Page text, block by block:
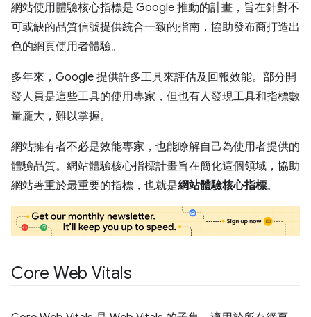
網站使用體驗核心指標是 Google 推動的計畫，旨在針對不
可或缺的品質信號提供統合一致的指南，協助發布商打造出
色的網頁使用者體驗。
多年來，Google 提供許多工具來評估及回報效能。部分開
發人員是這些工具的使用專家，但也有人發現工具和指標數
量龐大，難以掌握。
網站擁有者不必是效能專家，也能瞭解自己為使用者提供的
體驗品質。網站體驗核心指標計畫旨在簡化這個領域，協助
網站著重於最重要的指標，也就是網站體驗核心指標。
Core Web Vitals